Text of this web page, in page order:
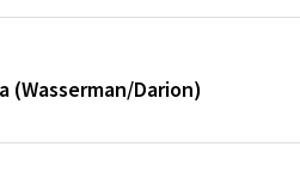
(Wasserman/Darion)